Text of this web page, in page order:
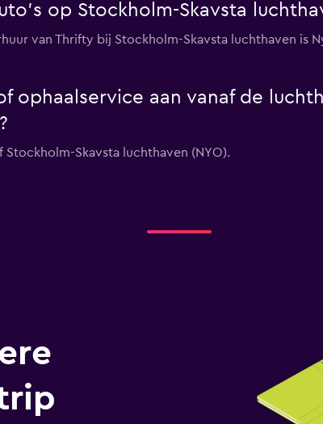
op Stockholm-Skavsta
van Thrifty bij Stockholm-Skavsta luchthaven is
ophaalservice aan vanaf de
Skavsta luchthaven (NYO).